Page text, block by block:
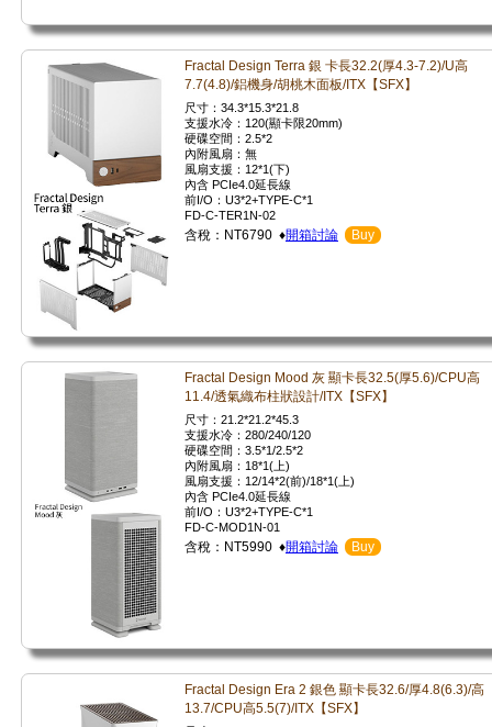
Fractal Design Terra 銀 卡長32.2(厚4.3-7.2)/U高
7.7(4.8)/鋁機身/胡桃木面板/ITX【SFX】
尺寸：34.3*15.3*21.8
支援水冷：120(顯卡限20mm)
硬碟空間：2.5*2
內附風扇：無
風扇支援：12*1(下)
內含 PCIe4.0延長線
前I/O：U3*2+TYPE-C*1
FD-C-TER1N-02
含稅：NT6790 ♦開箱討論 Buy
Fractal Design Mood 灰 顯卡長32.5(厚5.6)/CPU高
11.4/透氣織布柱狀設計/ITX【SFX】
尺寸：21.2*21.2*45.3
支援水冷：280/240/120
硬碟空間：3.5*1/2.5*2
內附風扇：18*1(上)
風扇支援：12/14*2(前)/18*1(上)
內含 PCIe4.0延長線
前I/O：U3*2+TYPE-C*1
FD-C-MOD1N-01
含稅：NT5990 ♦開箱討論 Buy
Fractal Design Era 2 銀色 顯卡長32.6/厚4.8(6.3)/高
13.7/CPU高5.5(7)/ITX【SFX】